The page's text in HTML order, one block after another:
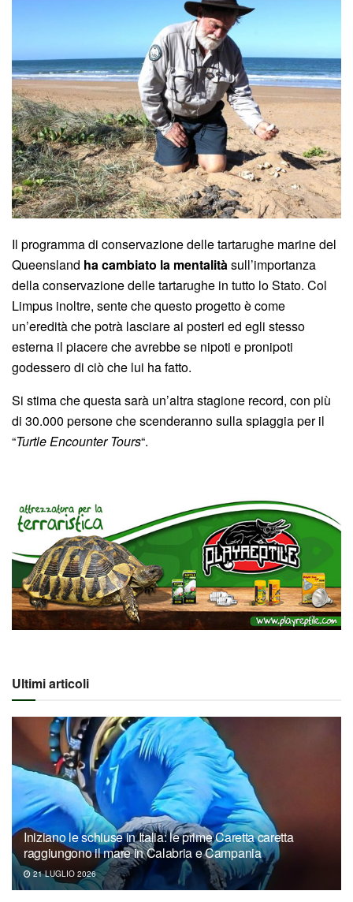
Il programma di conservazione delle tartarughe marine del
Queensland ha cambiato la mentalitàsull’importanza
della conservazione delle tartarughe in tutto lo Stato. Col
Limpus inoltre, sente che questo progetto è come
un’eredità che potrà lasciare ai posteri ed egli stesso
esterna il piacere che avrebbe se nipoti e pronipoti
godessero di ciò che lui ha fatto.
Si stima che questa sarà un’altra stagione record, con più
di 30.000 persone che scenderanno sulla spiaggia per il
“Turtle Encounter Tours“.
Ultimi articoli
Iniziano le schiuse in Italia: le prime Caretta caretta
raggiungono il mare in Calabria e Campania
21 LUGLIO 2026